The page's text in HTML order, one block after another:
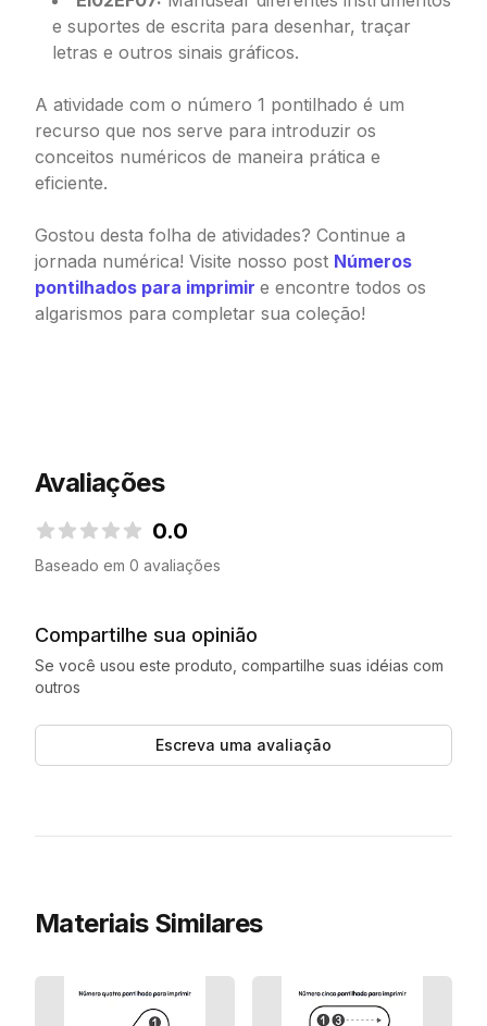
e suportes de escrita para desenhar, traçar
letras e outros sinais gráficos.
A atividade com o número 1 pontilhado é um
recurso que nos serve para introduzir os
conceitos numéricos de maneira prática e
eficiente.
Gostou desta folha de atividades? Continue a
jornada numérica! Visite nosso post Números
pontilhados para imprimir e encontre todos os
algarismos para completar sua coleção!
Avaliações
0.0
Baseado em 0 avaliações
Compartilhe sua opinião
Se você usou este produto, compartilhe suas idéias com
outros
Escreva uma avaliação
Materiais Similares